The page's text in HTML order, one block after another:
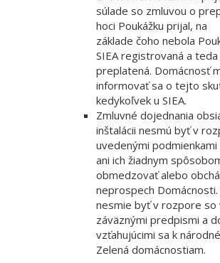
súlade so zmluvou o
hoci Poukážku prijal, na
základe čoho nebola
SIEA registrovaná a
preplatená. Domácnosť
informovať sa o tejto
kedykoľvek u SIEA.
Zmluvné dojednania
inštalácii nesmú byť v
uvedenými podmienkami
ani ich žiadnym
obmedzovať alebo
neprospech Domácnosti.
nesmie byť v rozpore so
záväznými predpismi a
vzťahujúcimi sa k
Zelená domácnostiam.